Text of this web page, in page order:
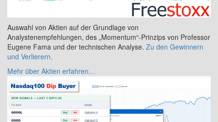
Auswahl von Aktien auf der Grundlage von
Analystenempfehlungen, des „Momentum“-Prinzips von Professor
Eugene Fama und der technischen Analyse. Zu den Gewinnern
und Verlierern.
Mehr über Aktien erfahren…